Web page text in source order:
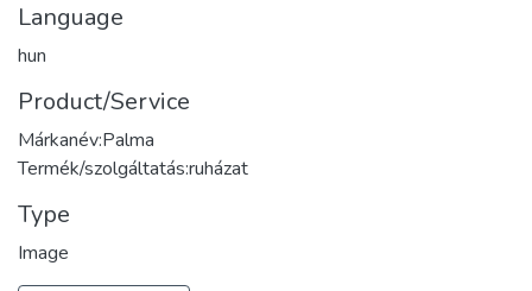
Language
hun
Product/Service
Márkanév:Palma
Termék/szolgáltatás:ruházat
Type
Image